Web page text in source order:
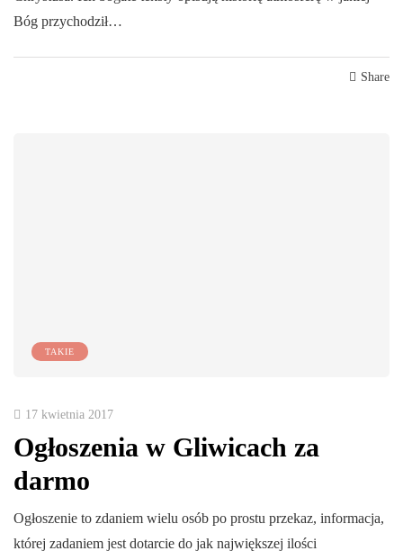
Bóg przychodził…
Share
TAKIE
17 kwietnia 2017
Ogłoszenia w Gliwicach za
darmo
Ogłoszenie to zdaniem wielu osób po prostu przekaz, informacja,
której zadaniem jest dotarcie do jak największej ilości